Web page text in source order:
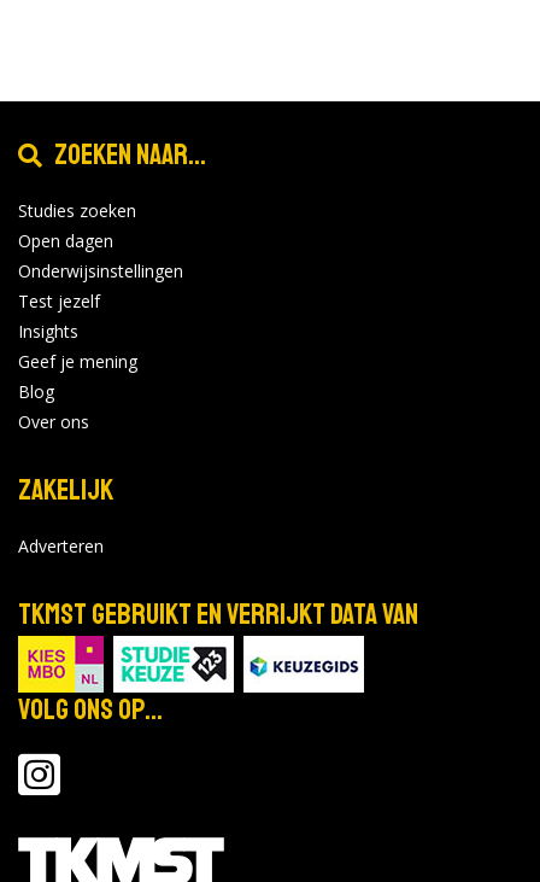
Zoeken naar...
Studies zoeken
Open dagen
Onderwijsinstellingen
Test jezelf
Insights
Geef je mening
Blog
Over ons
Zakelijk
Adverteren
TKMST gebruikt en verrijkt data van
Volg ons op...